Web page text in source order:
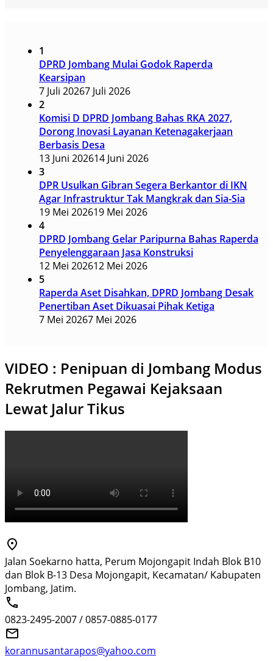
1
DPRD Jombang Mulai Godok Raperda
Kearsipan
7 Juli 20267 Juli 2026
2
Komisi D DPRD Jombang Bahas RKA 2027,
Dorong Inovasi Layanan Ketenagakerjaan
Berbasis Desa
13 Juni 202614 Juni 2026
3
DPR Usulkan Gibran Segera Berkantor di IKN
Agar Infrastruktur Tak Mangkrak dan Sia-Sia
19 Mei 202619 Mei 2026
4
DPRD Jombang Gelar Paripurna Bahas Raperda
Penyelenggaraan Jasa Konstruksi
12 Mei 202612 Mei 2026
5
Raperda Aset Disahkan, DPRD Jombang Desak
Penertiban Aset Dikuasai Pihak Ketiga
7 Mei 20267 Mei 2026
VIDEO : Penipuan di Jombang Modus
Rekrutmen Pegawai Kejaksaan
Lewat Jalur Tikus
Jalan Soekarno hatta, Perum Mojongapit Indah Blok B10
dan Blok B-13 Desa Mojongapit, Kecamatan/ Kabupaten
Jombang, Jatim.
0823-2495-2007 / 0857-0885-0177
korannusantarapos@yahoo.com